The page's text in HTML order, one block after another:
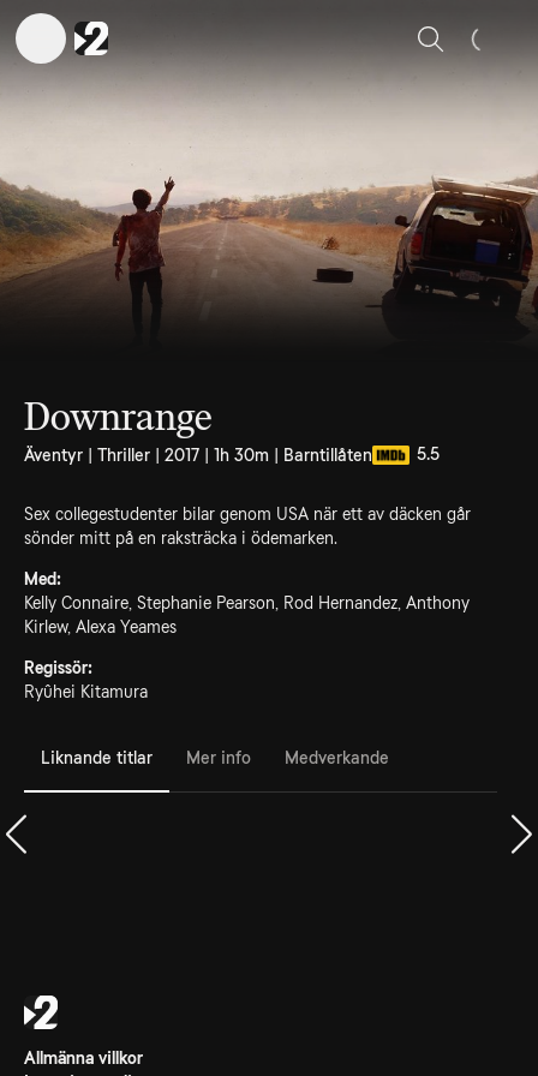
Sök
Downrange
Äventyr | Thriller | 2017 | 1h 30m | Barntillåten 5.5
Sex collegestudenter bilar genom USA när ett av däcken går
sönder mitt på en raksträcka i ödemarken.
Med:
Kelly Connaire, Stephanie Pearson, Rod Hernandez, Anthony
Kirlew, Alexa Yeames
Regissör:
Ryûhei Kitamura
Liknande titlar Mer info Medverkande
Allmänna villkor